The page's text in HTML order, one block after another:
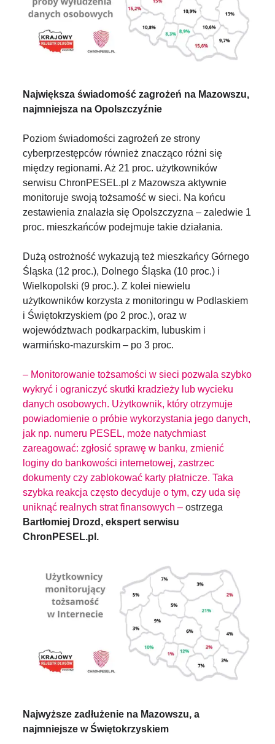
Największa świadomość zagrożeń na Mazowszu,
najmniejsza na Opolszczyźnie
Poziom świadomości zagrożeń ze strony
cyberprzestępców również znacząco różni się
między regionami. Aż 21 proc. użytkowników
serwisu ChronPESEL.pl z Mazowsza aktywnie
monitoruje swoją tożsamość w sieci. Na końcu
zestawienia znalazła się Opolszczyzna – zaledwie 1
proc. mieszkańców podejmuje takie działania.
Dużą ostrożność wykazują też mieszkańcy Górnego
Śląska (12 proc.), Dolnego Śląska (10 proc.) i
Wielkopolski (9 proc.). Z kolei niewielu
użytkowników korzysta z monitoringu w Podlaskiem
i Świętokrzyskiem (po 2 proc.), oraz w
województwach podkarpackim, lubuskim i
warmińsko-mazurskim – po 3 proc.
– Monitorowanie tożsamości w sieci pozwala szybko
wykryć i ograniczyć skutki kradzieży lub wycieku
danych osobowych. Użytkownik, który otrzymuje
powiadomienie o próbie wykorzystania jego danych,
jak np. numeru PESEL, może natychmiast
zareagować: zgłosić sprawę w banku, zmienić
loginy do bankowości internetowej, zastrzec
dokumenty czy zablokować karty płatnicze. Taka
szybka reakcja często decyduje o tym, czy uda się
uniknąć realnych strat finansowych – ostrzega
Bartłomiej Drozd, ekspert serwisu
ChronPESEL.pl.
Najwyższe zadłużenie na Mazowszu, a
najmniejsze w Świętokrzyskiem